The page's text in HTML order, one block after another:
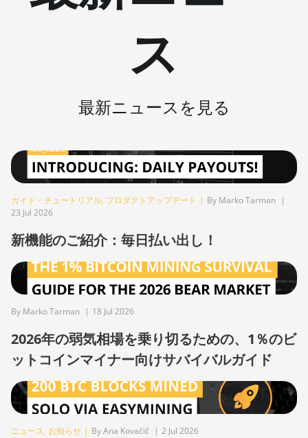
BITMAIN AntMiner Z15j
BITMAIN Antminer S19 Hyd.
BITMAIN Antminer S19 Hydro
BITMAIN Antminer S19 XP Hyd
(255Th)
(100TH)
BITMAIN Antminer S19j (90Th)
(96Th)
BITMAIN Antminer S19j XP
(151TH)
BITMAIN Antminer S19k Pro
(120Th)
BITMAIN Antminer S23 Hyd.
(580Th)
ス
最新ニュースを見る
ガイド・チュートリアル, プロダクトアップデート | By Marko Tarman |
23 Jul 2026
新機能のご紹介：毎日払い出し！
By Marko Tarman | 18 Jul 2026
2026年の弱気相場を乗り切るための、1％のビ
ットコインマイナー向けサバイバルガイド
ニュース, お知らせ | By Ana Kovačič | 2 Jul 2026